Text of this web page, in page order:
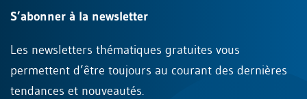
S’abonner à la newsletter
Les newsletters thématiques gratuites vous
permettent d’être toujours au courant des dernières
tendances et nouveautés.